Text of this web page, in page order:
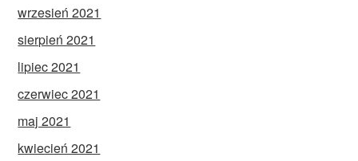
wrzesień 2021
sierpień 2021
lipiec 2021
czerwiec 2021
maj 2021
kwiecień 2021